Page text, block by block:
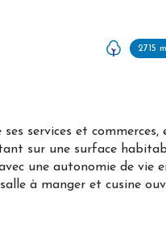
2715
services et
sur une surface
une autonomie de vie
à manger et cusine